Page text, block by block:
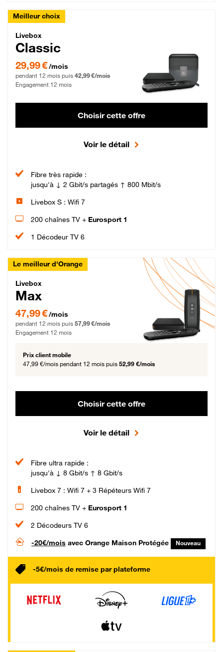
Meilleur choix
Livebox Classic Fibre
Livebox
Classic
29,99 € par mois pendant 12 mois puis 42,99 € par mois, Engagement 12 mois
29,99 €/mois
pendant 12 mois puis 42,99 €/mois
Engagement 12 mois
Choisir cette offre
Voir le détail
Fibre très rapide :
jusqu'à ↓ 2 Gbit/s partagés ↑ 800 Mbit/s
Livebox S : Wifi 7
200 chaînes TV + Eurosport 1
1 Décodeur TV 6
Le meilleur d'Orange
Livebox Max Fibre
Livebox
Max
47,99 € par mois pendant 12 mois puis 57,99 € par mois, Engagement 12 mois
47,99 €/mois
pendant 12 mois puis 57,99 €/mois
Engagement 12 mois
Prix client mobile
47,99 €/mois pendant 12 mois puis 52,99 €/mois
Choisir cette offre
Voir le détail
Fibre ultra rapide :
jusqu'à ↓ 8 Gbit/s ↑ 8 Gbit/s
Livebox 7 : Wifi 7 + 3 Répéteurs Wifi 7
200 chaînes TV + Eurosport 1
2 Décodeurs TV 6
-20€/mois avec Orange Maison Protégée Nouveau
-5€/mois de remise par plateforme